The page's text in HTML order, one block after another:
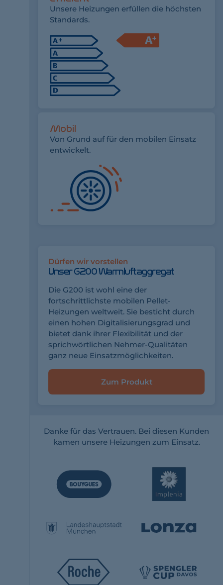
Unsere Heizungen erfüllen die höchsten
Standards.
Mobil
Von Grund auf für den mobilen Einsatz
entwickelt.
Dürfen wir vorstellen
Unser G200 Warmluftaggregat
Die G200 ist wohl eine der
fortschrittlichste mobilen Pellet-
Heizungen weltweit. Sie besticht durch
einen hohen Digitalisierungsgrad und
bietet dank ihrer Flexibilität und der
sprichwörtlichen Nehmer-Qualitäten
ganz neue Einsatzmöglichkeiten.
Zum Produkt
Danke für das Vertrauen. Bei diesen Kunden
kamen unsere Heizungen zum Einsatz.